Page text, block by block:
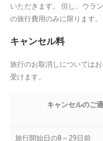
いただきます。 但し、ウラ
の旅行費用のみに限ります。
キャンセル料
旅行のお取消しについては
受けます。
キャンセルのご
旅行開始日の8～29日前